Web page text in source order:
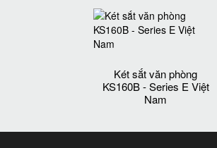
Két sắt văn phòng
KS160B - Series E Việt
Nam